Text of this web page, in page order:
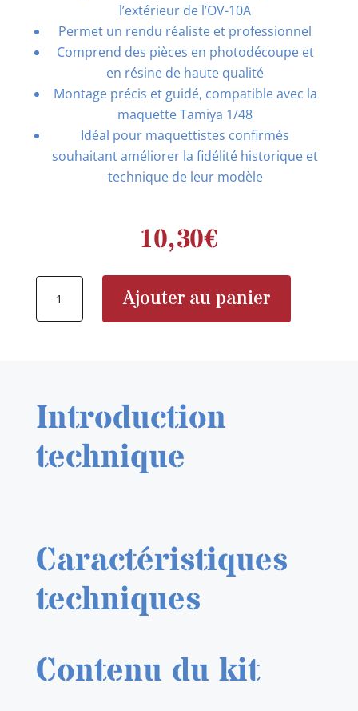
l’extérieur de l’OV-10A
Permet un rendu réaliste et professionnel
Comprend des pièces en photodécoupe et
en résine de haute qualité
Montage précis et guidé, compatible avec la
maquette Tamiya 1/48
Idéal pour maquettistes confirmés
souhaitant améliorer la fidélité historique et
technique de leur modèle
10,30€
10A
Ajouter au panier
Introduction
technique
Caractéristiques
techniques
Contenu du kit